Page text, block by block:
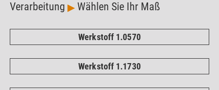
Verarbeitung ▶ Wählen Sie Ihr Maß
Werkstoff 1.0570
Werkstoff 1.1730